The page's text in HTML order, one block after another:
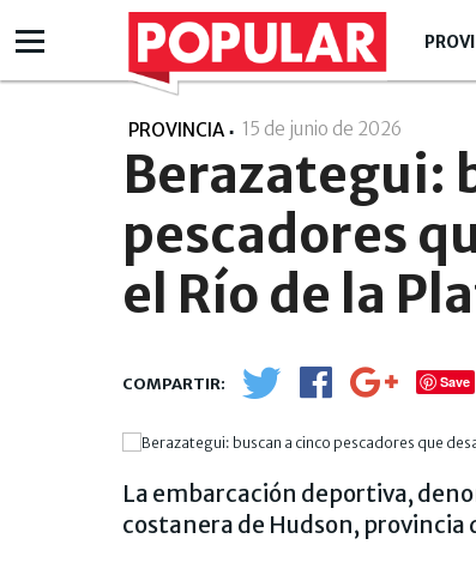
PROVINCIA 15 de junio de 2026
Berazategui:
pescadores
el Río de la
Save
La embarcación deportiva,
costanera de Hudson, provincia